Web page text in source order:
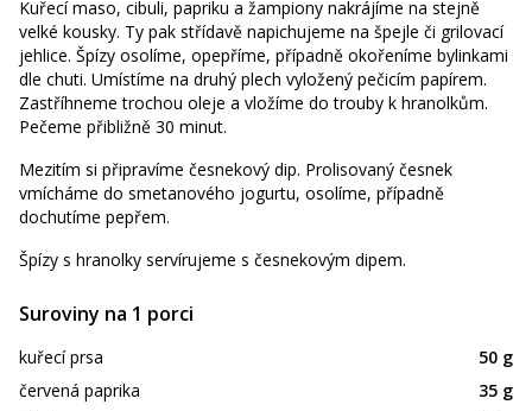
Kuřecí maso, cibuli, papriku a žampiony nakrájíme na stejně
velké kousky. Ty pak střídavě napichujeme na špejle či grilovací
jehlice. Špízy osolíme, opepříme, případně okořeníme bylinkami
dle chuti. Umístíme na druhý plech vyložený pečicím papírem.
Zastříhneme trochou oleje a vložíme do trouby k hranolkům.
Pečeme přibližně 30 minut.
Mezitím si připravíme česnekový dip. Prolisovaný česnek
vmícháme do smetanového jogurtu, osolíme, případně
dochutíme pepřem.
Špízy s hranolky servírujeme s česnekovým dipem.
Suroviny na 1 porci
kuřecí prsa
50 g
červená paprika
35 g